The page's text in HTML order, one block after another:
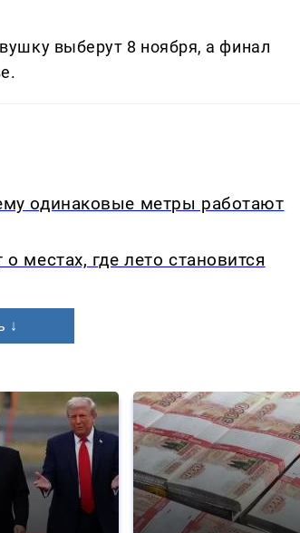
выберут 8 ноября, а финал
одинаковые метры работают
местах, где лето становится
↓